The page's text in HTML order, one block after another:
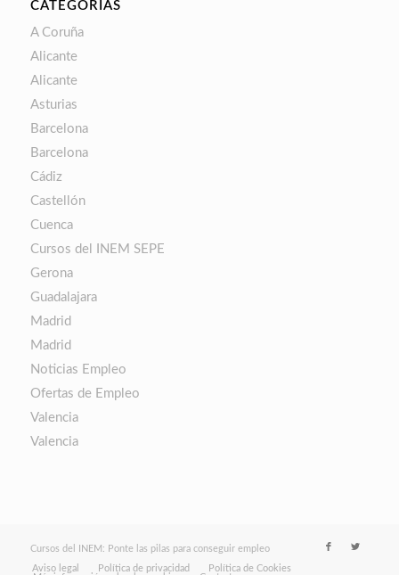
CATEGORÍAS
A Coruña
Alicante
Alicante
Asturias
Barcelona
Barcelona
Cádiz
Castellón
Cuenca
Cursos del INEM SEPE
Gerona
Guadalajara
Madrid
Madrid
Noticias Empleo
Ofertas de Empleo
Valencia
Valencia
Cursos del INEM: Ponte las pilas para conseguir empleo
Aviso legal
Política de privacidad
Política de Cookies